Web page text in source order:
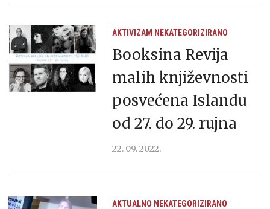
AKTIVIZAM NEKATEGORIZIRANO
Booksina Revija
malih književnosti
posvećena Islandu
od 27. do 29. rujna
22. 09. 2022.
AKTUALNO NEKATEGORIZIRANO